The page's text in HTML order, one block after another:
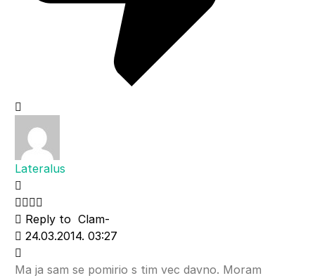
Lateralus
Reply to Clam-
24.03.2014. 03:27
Ma ja sam se pomirio s tim vec davno. Moram